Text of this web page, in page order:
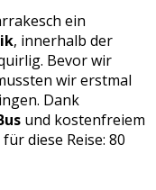
ein
, innerhalb der
Bevor wir
wir erstmal
Dank
und kostenfreiem
diese Reise: 80